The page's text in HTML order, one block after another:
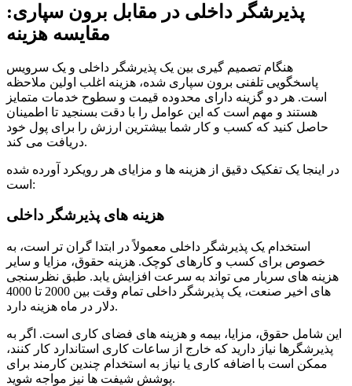
پذیرشگر داخلی در مقابل برون سپاری:
مقایسه هزینه
هنگام تصمیم گیری بین یک پذیرشگر داخلی و یک سرویس
پاسخگویی تلفنی برون سپاری شده، هزینه اغلب اولین ملاحظه
است. هر دو گزینه دارای محدوده قیمت و سطوح خدمات متمایز
هستند و مهم است که این عوامل را با دقت بسنجید تا اطمینان
حاصل کنید که کسب و کار شما بیشترین ارزش را برای پول خود
دریافت می کند.
در اینجا یک تفکیک دقیق از هزینه ها و مزایای هر رویکرد آورده شده
است:
هزینه های پذیرشگر داخلی
استخدام یک پذیرشگر داخلی معمولاً در ابتدا گران تر است، به
خصوص برای کسب و کارهای کوچک. هزینه حقوق، مزایا و سایر
هزینه های سربار می تواند به سرعت افزایش یابد. طبق نظرسنجی
های اخیر صنعت، یک پذیرشگر داخلی تمام وقت بین 2000 تا 4000
دلار در ماه هزینه دارد.
این شامل حقوق، مزایا، بیمه و هزینه های فضای کاری است. اگر به
پذیرشگرها نیاز دارید که خارج از ساعات کاری استاندارد کار کنند،
ممکن است با اضافه کاری یا نیاز به استخدام چندین کارمند برای
پوشش شیفت ها نیز مواجه شوید.